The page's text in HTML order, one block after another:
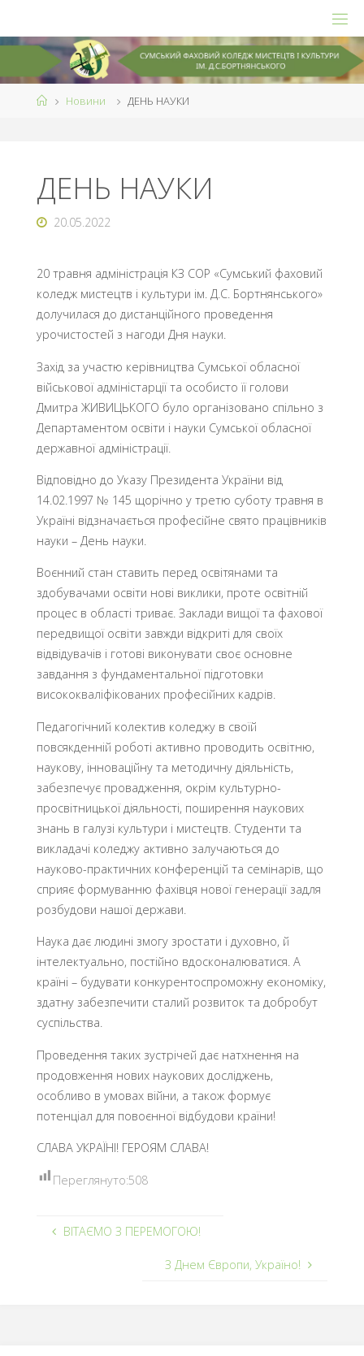
content
HomeНовини ДЕНЬ НАУКИ
ДЕНЬ НАУКИ
20.05.2022
20 травня адміністрація КЗ СОР «Сумський фаховий
коледж мистецтв і культури ім. Д.С. Бортнянського»
долучилася до дистанційного проведення
урочистостей з нагоди Дня науки.
Захід за участю керівництва Сумської обласної
військової адміністарції та особисто її голови
Дмитра ЖИВИЦЬКОГО було організовано спільно з
Департаментом освіти і науки Сумської обласної
державної адміністрації.
Відповідно до Указу Президента України від
14.02.1997 № 145 щорічно у третю суботу травня в
Україні відзначається професійне свято працівників
науки – День науки.
Воєнний стан ставить перед освітянами та
здобувачами освіти нові виклики, проте освітній
процес в області триває. Заклади вищої та фахової
передвищої освіти завжди відкриті для своїх
відвідувачів і готові виконувати своє основне
завдання з фундаментальної підготовки
висококваліфікованих професійних кадрів.
Педагогічний колектив коледжу в своїй
повсякденній роботі активно проводить освітню,
наукову, інноваційну та методичну діяльність,
забезпечує провадження, окрім культурно-
просвітницької діяльності, поширення наукових
знань в галузі культури і мистецтв. Студенти та
викладачі коледжу активно залучаються до
науково-практичних конференцій та семінарів, що
сприяє формуванню фахівця нової генерації задля
розбудови нашої держави.
Наука дає людині змогу зростати і духовно, й
інтелектуально, постійно вдосконалюватися. А
країні – будувати конкурентоспроможну економіку,
здатну забезпечити сталий розвиток та добробут
суспільства.
Проведення таких зустрічей дає натхнення на
продовження нових наукових досліджень,
особливо в умовах війни, а також формує
потенціал для повоєнної відбудови країни!
СЛАВА УКРАЇНІ! ГЕРОЯМ СЛАВА!
Переглянуто:508
ВІТАЄМО З ПЕРЕМОГОЮ!
З Днем Європи, Україно!